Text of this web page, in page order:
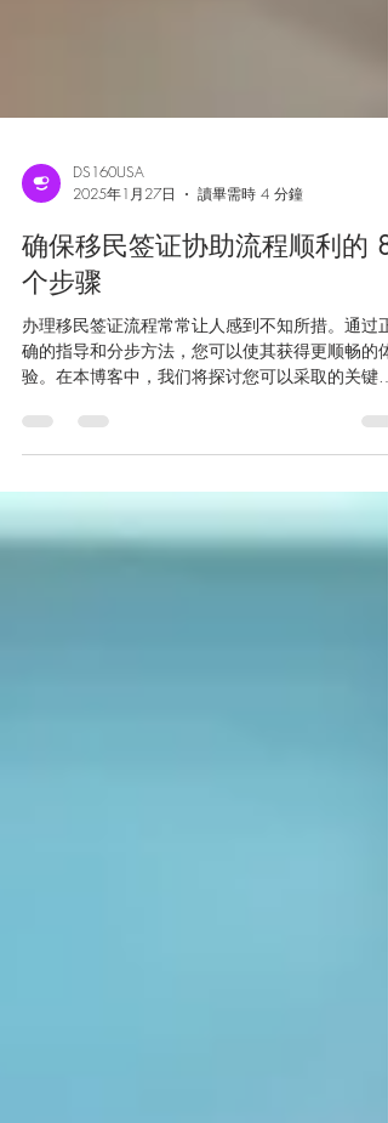
DS160USA
2025年1月27日
确保移民签证协助流程顺利的 8
个步骤
确的指导和分步方法，您可以使其获得更顺畅的体
验。在本博客中，我们将探讨您可以采取的关键步
成功。 1. 了解您的签证选择 在开始移民程序之前
请研究可用的各种签证选项。每种签证类型都有不
同...